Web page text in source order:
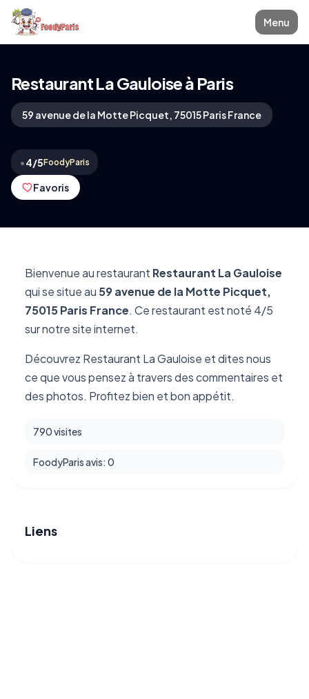
Menu
Restaurant La Gauloise à Paris
59 avenue de la Motte Picquet, 75015 Paris France
•4/5FoodyParis
Favoris
Bienvenue au restaurant Restaurant La Gauloise
qui se situe au 59 avenue de la Motte Picquet,
75015 Paris France. Ce restaurant est noté 4/5
sur notre site internet.
Découvrez Restaurant La Gauloise et dites nous
ce que vous pensez à travers des commentaires et
des photos. Profitez bien et bon appétit.
790 visites
FoodyParis avis: 0
Liens